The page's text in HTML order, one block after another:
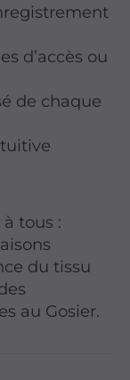
d’accès ou
de chaque
tous :
du tissu
au Gosier.